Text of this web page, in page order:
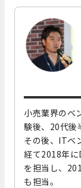
小売業界のベ
験後、20代後
その後、ITベ
経て2018年に
を担当し、
も担当。